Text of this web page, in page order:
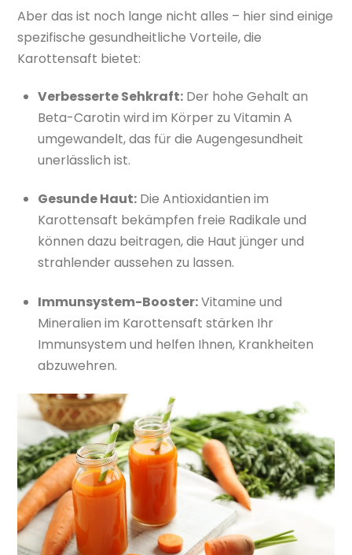
Aber das ist noch lange nicht alles – hier sind einige
spezifische gesundheitliche Vorteile, die
Karottensaft bietet:
Verbesserte Sehkraft: Der hohe Gehalt an
Beta-Carotin wird im Körper zu Vitamin A
umgewandelt, das für die Augengesundheit
unerlässlich ist.
Gesunde Haut: Die Antioxidantien im
Karottensaft bekämpfen freie Radikale und
können dazu beitragen, die Haut jünger und
strahlender aussehen zu lassen.
Immunsystem-Booster:Vitamine und
Mineralien im Karottensaft stärken Ihr
Immunsystem und helfen Ihnen, Krankheiten
abzuwehren.